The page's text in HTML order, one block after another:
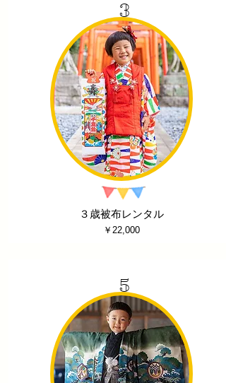
３歳被布レンタル
3
​￥22,000
5